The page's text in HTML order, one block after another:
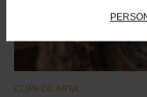
CLIPA DE ARTA